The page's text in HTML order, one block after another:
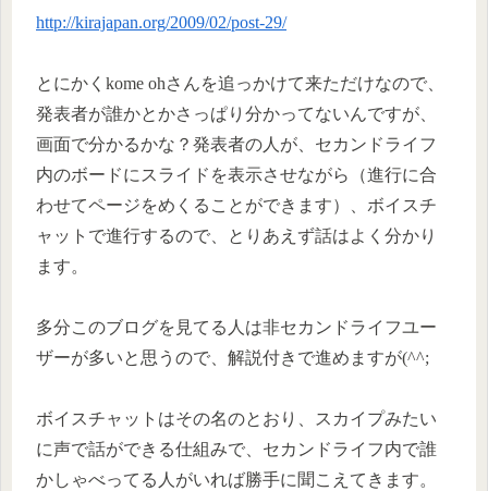
http://kirajapan.org/2009/02/post-29/
とにかくkome ohさんを追っかけて来ただけなので、
発表者が誰かとかさっぱり分かってないんですが、
画面で分かるかな？発表者の人が、セカンドライフ
内のボードにスライドを表示させながら（進行に合
わせてページをめくることができます）、ボイスチ
ャットで進行するので、とりあえず話はよく分かり
ます。
多分このブログを見てる人は非セカンドライフユー
ザーが多いと思うので、解説付きで進めますが(^^;
ボイスチャットはその名のとおり、スカイプみたい
に声で話ができる仕組みで、セカンドライフ内で誰
かしゃべってる人がいれば勝手に聞こえてきます。